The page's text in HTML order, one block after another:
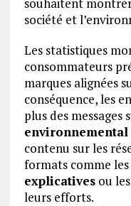
société et
Les statistiques
consommateurs
marques alignées
conséquence, les
plus des messages
environnemental
contenu sur les
formats comme les
explicativesou
leurs efforts.